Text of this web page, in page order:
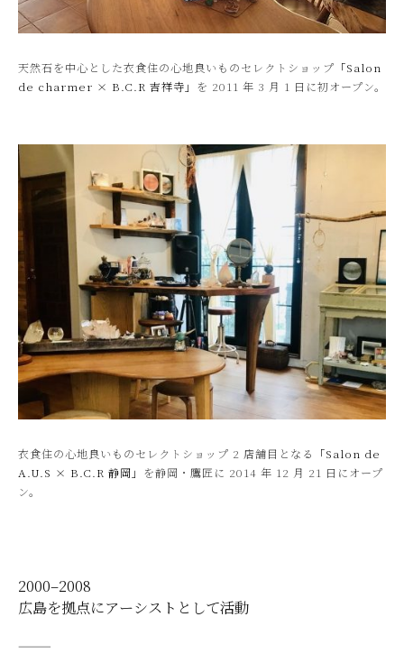
天然石を中心とした衣食住の心地良いものセレクトショップ 「Salon
de charmer × B.C.R 吉祥寺」 を 2011 年 3 月 1 日に初オープン。
衣食住の心地良いものセレクトショップ 2 店舗目となる
「Salon de
A.U.S × B.C.R 静岡」 を静岡・鷹匠に 2014 年 12 月 21 日にオープ
ン。
2000–2008
広島を拠点にアーシストとして活動
———